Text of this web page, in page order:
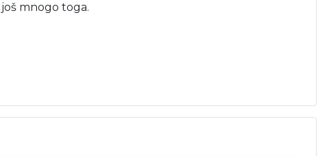
mnogo toga.